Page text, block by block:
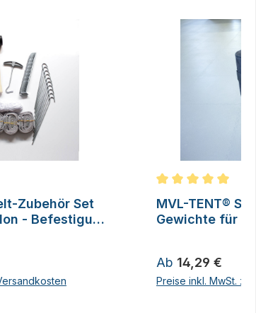
von 5 von 5 Sternen
Zubehör Set
- Befestigung
Durchschnittliche
MVL-TENT®
Gewichte für
Regulärer Preis:
Ab 14,29 €
Preise inkl. MwSt.